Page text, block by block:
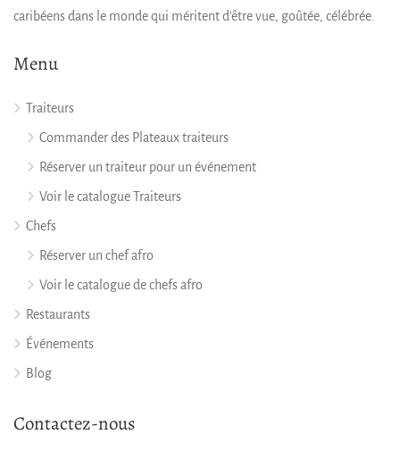
caribéens dans le monde qui méritent d’être vue, goûtée, célébrée.
Menu
Traiteurs
Commander des Plateaux traiteurs
Réserver un traiteur pour un événement
Voir le catalogue Traiteurs
Chefs
Réserver un chef afro
Voir le catalogue de chefs afro
Restaurants
Événements
Blog
Contactez-nous